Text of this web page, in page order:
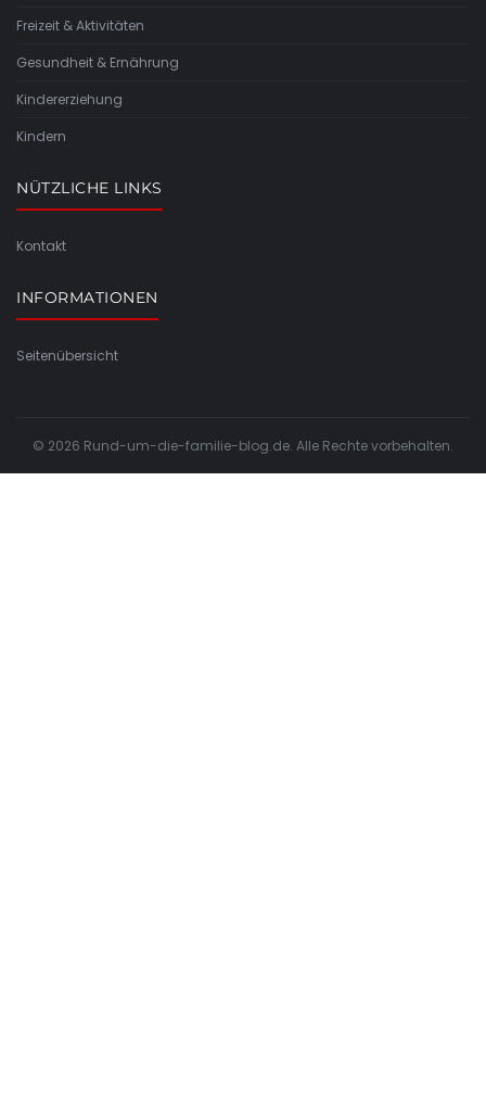
Freizeit & Aktivitäten
Gesundheit & Ernährung
Kindererziehung
Kindern
NÜTZLICHE LINKS
Kontakt
INFORMATIONEN
Seitenübersicht
© 2026 Rund-um-die-familie-blog.de. Alle Rechte vorbehalten.